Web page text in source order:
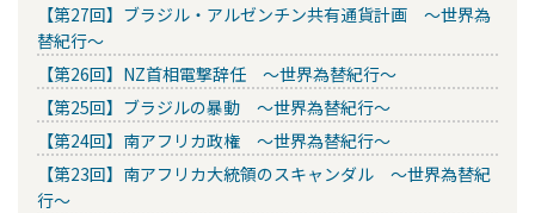
【第27回】ブラジル・アルゼンチン共有通貨計画 ～世界為
替紀行～
【第26回】NZ首相電撃辞任 ～世界為替紀行～
【第25回】ブラジルの暴動 ～世界為替紀行～
【第24回】南アフリカ政権 ～世界為替紀行～
【第23回】南アフリカ大統領のスキャンダル ～世界為替紀
行～